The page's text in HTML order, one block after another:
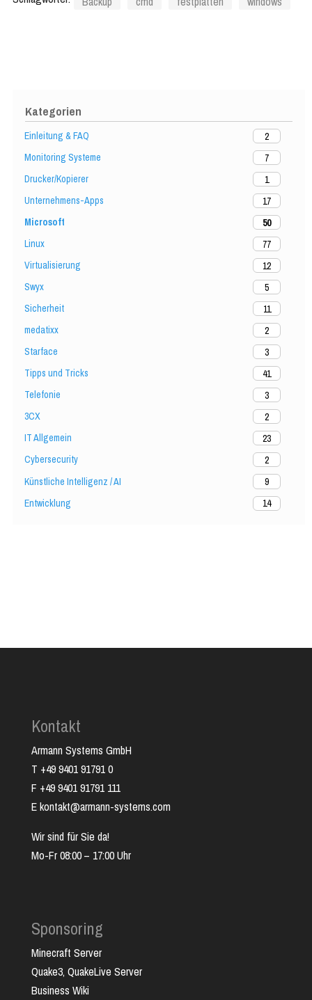
Kategorien
Einleitung & FAQ
2
Monitoring Systeme
7
Drucker/Kopierer
1
Unternehmens-Apps
17
Microsoft
50
Linux
77
Virtualisierung
12
Swyx
5
Sicherheit
11
medatixx
2
Starface
3
Tipps und Tricks
41
Telefonie
3
3CX
2
IT Allgemein
23
Cybersecurity
2
Künstliche Intelligenz / AI
9
Entwicklung
14
Kontakt
Armann Systems GmbH
T +49 9401 91791 0
F +49 9401 91791 111
E kontakt@armann-systems.com
Wir sind für Sie da!
Mo-Fr 08:00 – 17:00 Uhr
Sponsoring
Minecraft Server
Quake3, QuakeLive Server
Business Wiki